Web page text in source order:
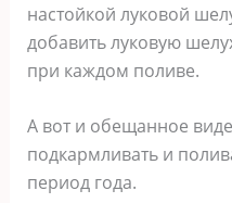
настойкой луковой
добавить луковую
при каждом поливе.
А вот и обещанное
подкармливать и
период года.